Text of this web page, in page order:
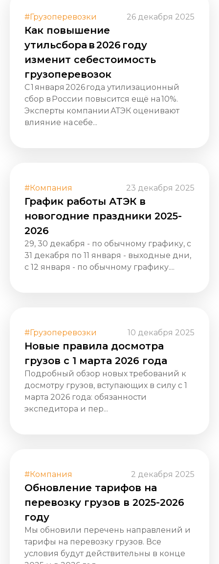
#Грузоперевозки 26 декабря 2025
Как повышение
утильсбора в 2026 году
изменит себестоимость
грузоперевозок
С 1 января 2026 года утилизационный
сбор в России повысится ещё на 10%.
Эксперты компании АТЭК оценивают
влияние на себе...
#Компания 23 декабря 2025
График работы АТЭК в
новогодние праздники 2025-
2026
29, 30 декабря - по обычному графику, с
31 декабря по 11 января - выходные дни,
с 12 января - по обычному графику....
#Грузоперевозки 10 декабря 2025
Новые правила досмотра
грузов с 1 марта 2026 года
Подробный обзор новых требований к
досмотру грузов, вступающих в силу с 1
марта 2026 года: обязанности
экспедитора и пер...
#Компания 2 декабря 2025
Обновление тарифов на
перевозку грузов в 2025-2026
году
Мы обновили перечень направлений и
тарифы на перевозку грузов. Все
условия будут действительны в конце